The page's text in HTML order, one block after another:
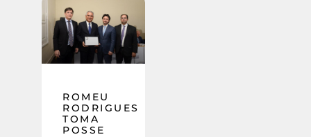
ROMEU
RODRIGUES
TOMA
POSSE